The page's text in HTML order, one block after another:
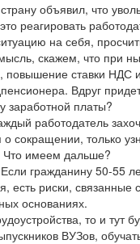
объявил, что
реагировать
на себя,
скажем, что при
повышение ставки НДС
Вдруг
заработной платы?
работодатель
сокращении, только
Что имеем дальше?
гражданину 50-55
есть риски, связанные
основаниях.
то и тут
ВУЗов,